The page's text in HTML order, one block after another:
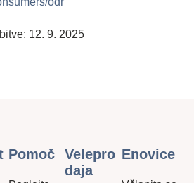
12. 9. 2025
Pomoč
Velepro
Daja
Enovice